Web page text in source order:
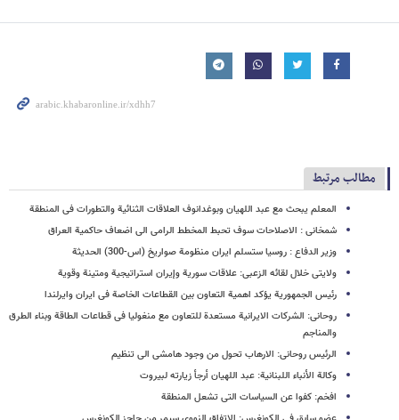
مطالب مرتبط
المعلم یبحث مع عبد اللهیان وبوغدانوف العلاقات الثنائیة والتطورات فی المنطقة
شمخانی : الاصلاحات سوف تحبط المخطط الرامی الی اضعاف حاکمیة العراق
وزیر الدفاع : روسیا ستسلم ایران منظومة صواریخ (اس-300) الحدیثة
ولایتی خلال لقائه الزعبی: علاقات سوریة وإیران استراتیجیة ومتینة وقویة
رئیس الجمهوریة یؤکد اهمیة التعاون بین القطاعات الخاصة فی ایران وایرلندا
روحانی: الشرکات الایرانیة مستعدة للتعاون مع منغولیا فی قطاعات الطاقة وبناء الطرق
والمناجم
الرئیس روحانی: الارهاب تحول من وجود هامشی الی تنظیم
وکالة الأنباء اللبنانیة: عبد اللهیان أرجأ زیارته لبیروت
افخم: کفوا عن السیاسات التی تشعل المنطقة